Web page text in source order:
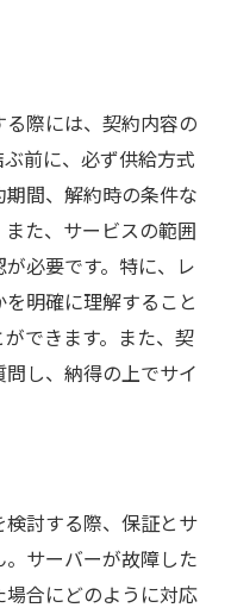
際には、契約内容の
前に、必ず供給方式
期間、解約時の条件な
た、サービスの範囲
必要です。特に、レ
明確に理解すること
できます。また、契
し、納得の上でサイ
討する際、保証とサ
サーバーが故障した
合にどのように対応